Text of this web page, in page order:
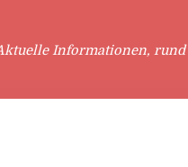
Informationen, rund